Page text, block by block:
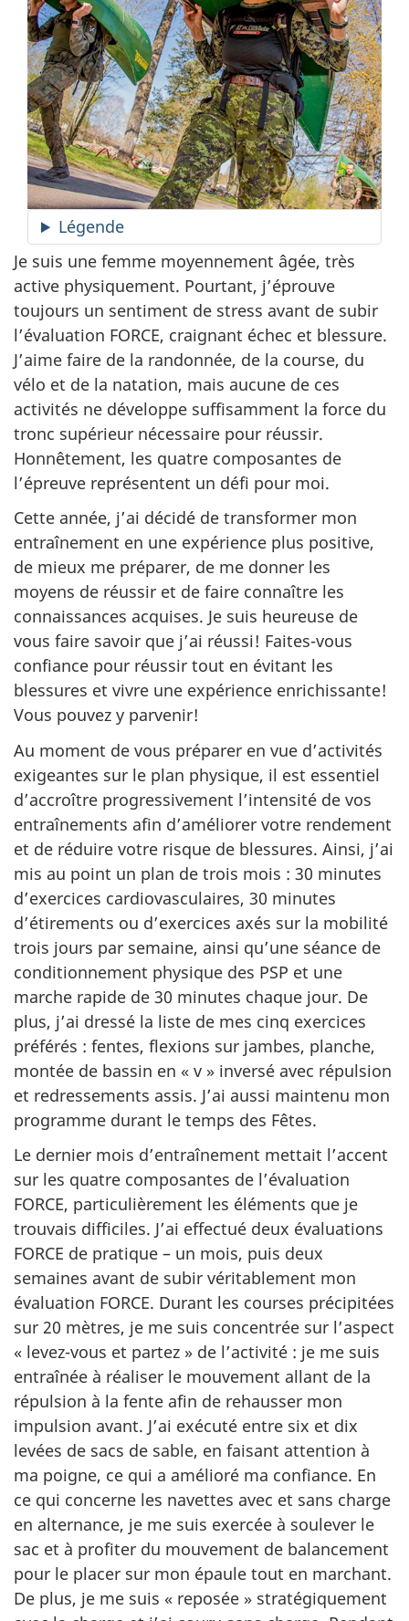
Légende
Je suis une femme moyennement âgée, très
active physiquement. Pourtant, j’éprouve
toujours un sentiment de stress avant de subir
l’évaluation FORCE, craignant échec et blessure.
J’aime faire de la randonnée, de la course, du
vélo et de la natation, mais aucune de ces
activités ne développe suffisamment la force du
tronc supérieur nécessaire pour réussir.
Honnêtement, les quatre composantes de
l’épreuve représentent un défi pour moi.
Cette année, j’ai décidé de transformer mon
entraînement en une expérience plus positive,
de mieux me préparer, de me donner les
moyens de réussir et de faire connaître les
connaissances acquises. Je suis heureuse de
vous faire savoir que j’ai réussi! Faites-vous
confiance pour réussir tout en évitant les
blessures et vivre une expérience enrichissante!
Vous pouvez y parvenir!
Au moment de vous préparer en vue d’activités
exigeantes sur le plan physique, il est essentiel
d’accroître progressivement l’intensité de vos
entraînements afin d’améliorer votre rendement
et de réduire votre risque de blessures. Ainsi, j’ai
mis au point un plan de trois mois : 30 minutes
d’exercices cardiovasculaires, 30 minutes
d’étirements ou d’exercices axés sur la mobilité
trois jours par semaine, ainsi qu’une séance de
conditionnement physique des PSP et une
marche rapide de 30 minutes chaque jour. De
plus, j’ai dressé la liste de mes cinq exercices
préférés : fentes, flexions sur jambes, planche,
montée de bassin en « v » inversé avec répulsion
et redressements assis. J’ai aussi maintenu mon
programme durant le temps des Fêtes.
Le dernier mois d’entraînement mettait l’accent
sur les quatre composantes de l’évaluation
FORCE, particulièrement les éléments que je
trouvais difficiles. J’ai effectué deux évaluations
FORCE de pratique – un mois, puis deux
semaines avant de subir véritablement mon
évaluation FORCE. Durant les courses précipitées
sur 20 mètres, je me suis concentrée sur l’aspect
« levez-vous et partez » de l’activité : je me suis
entraînée à réaliser le mouvement allant de la
répulsion à la fente afin de rehausser mon
impulsion avant. J’ai exécuté entre six et dix
levées de sacs de sable, en faisant attention à
ma poigne, ce qui a amélioré ma confiance. En
ce qui concerne les navettes avec et sans charge
en alternance, je me suis exercée à soulever le
sac et à profiter du mouvement de balancement
pour le placer sur mon épaule tout en marchant.
De plus, je me suis « reposée » stratégiquement